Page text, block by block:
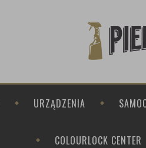
URZĄDZENIA
COLOURLOCK CENTER